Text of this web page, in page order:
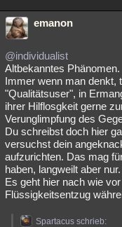
emanon
@individualist
Altbekanntes Phänomen.
Immer wenn man denkt,
"Qualitätsuser", in
ihrer Hilflosgkeit gerne
Verunglimpfung des
Du schreibst doch hier
versuchst dein
aufzurichten. Das mag
haben, langweilt aber nur.
Es geht hier nach wie
Flüssigkeitsentzug
Spartacus schrieb: